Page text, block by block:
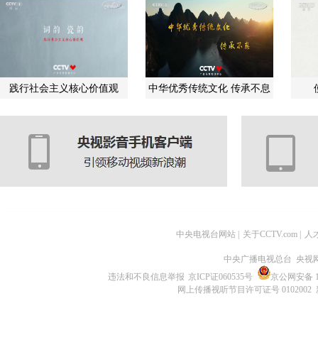
践行社会主义核心价值观 中华优秀传统文化 传承不息
中央电视台网站 关于CCTV.com 人
中央广播电视总台 央视
违法和不良信息举报 京ICP证060535号
京公网安备
网上传播视听节目许可证号 0102002